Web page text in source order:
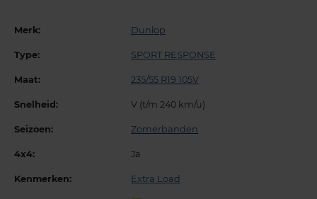
Merk: Dunlop
Type: SPORT RESPONSE
Maat: 235/55 R19 105V
Snelheid: V (t/m 240 km/u)
Seizoen: Zomerbanden
4x4: Ja
Kenmerken: Extra Load